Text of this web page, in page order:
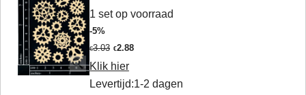
1 set op voorraad
-5%
€3.03 €2.88
Klik hier
Levertijd:1-2 dagen